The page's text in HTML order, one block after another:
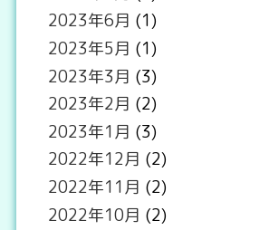
2023年6月 (1)
2023年5月 (1)
2023年3月 (3)
2023年2月 (2)
2023年1月 (3)
2022年12月 (2)
2022年11月 (2)
2022年10月 (2)